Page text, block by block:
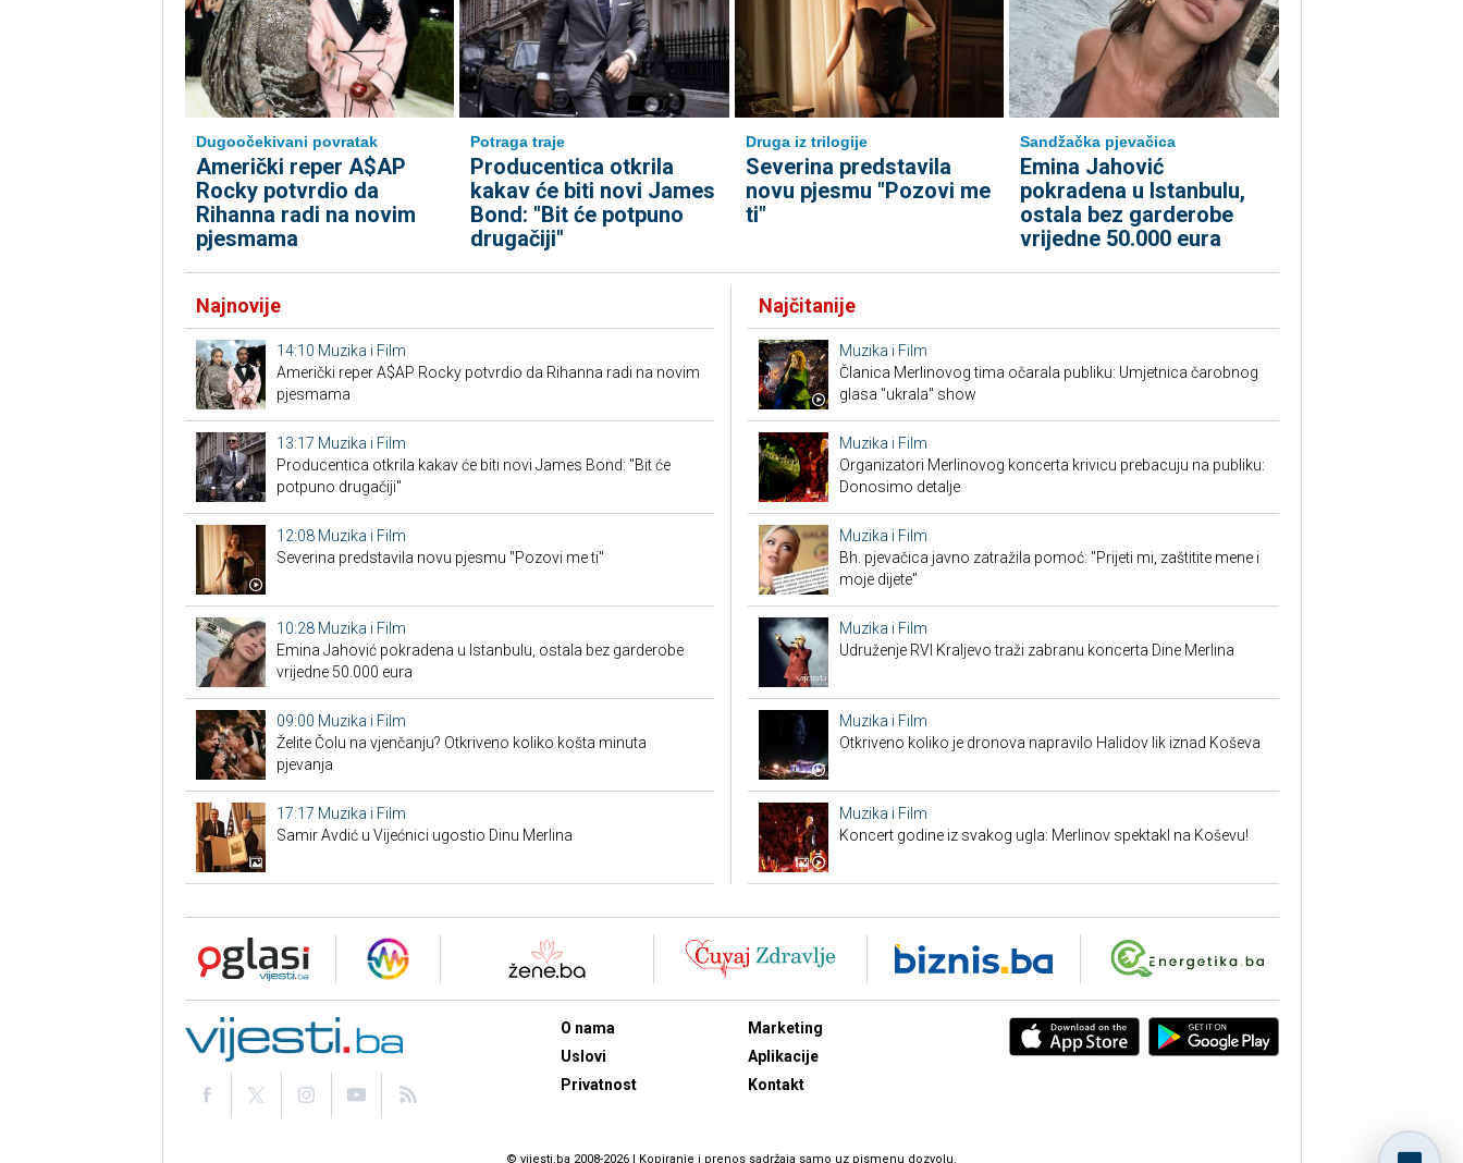
Dugoočekivani povratak
Američki reper A$AP
Rocky potvrdio da
Rihanna radi na novim
pjesmama
Potraga traje
Producentica otkrila
kakav će biti novi James
Bond: "Bit će potpuno
drugačiji"
Druga iz trilogije
Severina predstavila
novu pjesmu "Pozovi me
ti"
Sandžačka pjevačica
Emina Jahović
pokradena u Istanbulu,
ostala bez garderobe
vrijedne 50.000 eura
Najnovije
14:10 Muzika i Film
Američki reper A$AP Rocky potvrdio da Rihanna radi na novim
pjesmama
13:17 Muzika i Film
Producentica otkrila kakav će biti novi James Bond: "Bit će
potpuno drugačiji"
12:08 Muzika i Film
Severina predstavila novu pjesmu "Pozovi me ti"
10:28 Muzika i Film
Emina Jahović pokradena u Istanbulu, ostala bez garderobe
vrijedne 50.000 eura
09:00 Muzika i Film
Želite Čolu na vjenčanju? Otkriveno koliko košta minuta
pjevanja
17:17 Muzika i Film
Samir Avdić u Vijećnici ugostio Dinu Merlina
Najčitanije
Muzika i Film
Članica Merlinovog tima očarala publiku: Umjetnica čarobnog
glasa "ukrala" show
Muzika i Film
Organizatori Merlinovog koncerta krivicu prebacuju na publiku:
Donosimo detalje
Muzika i Film
Bh. pjevačica javno zatražila pomoć: "Prijeti mi, zaštitite mene i
moje dijete"
Muzika i Film
Udruženje RVI Kraljevo traži zabranu koncerta Dine Merlina
Muzika i Film
Otkriveno koliko je dronova napravilo Halidov lik iznad Koševa
Muzika i Film
Koncert godine iz svakog ugla: Merlinov spektakl na Koševu!
O nama
Uslovi
Privatnost
Marketing
Aplikacije
Kontakt
© vijesti.ba 2008-2026 | Kopiranje i prenos sadržaja samo uz pismenu dozvolu.